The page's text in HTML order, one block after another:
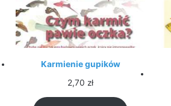
Karmienie gupików
2,70 zł